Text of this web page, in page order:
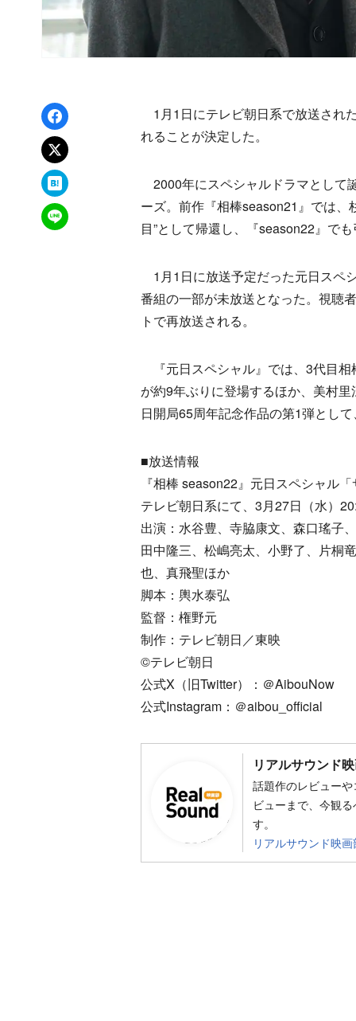
Facebookでシェア
xでポスト
はてなブックマーク
LINEで送る
1月1日にテレビ朝日系で放送され
れることが決定した。
2000年にスペシャルドラマとして
ーズ。前作『相棒season21』では、
目”として帰還し、『season22』で
1月1日に放送予定だった元日スペ
番組の一部が未放送となった。視聴
トで再放送される。
『元日スペシャル』では、3代目
が約9年ぶりに登場するほか、美村
日開局65周年記念作品の第1弾とし
■放送情報
『相棒 season22』元日スペシャル
テレビ朝日系にて、3月27日（水）
出演：水谷豊、寺脇康文、森口瑤
田中隆三、松嶋亮太、小野了、片桐
也、真飛聖ほか
脚本：輿水泰弘
監督：権野元
制作：テレビ朝日／東映
©︎テレビ朝日
公式X（旧Twitter）：＠AibouNow
公式Instagram：＠aibou_official
リアルサウンド
話題作のレビュー
ビューまで、今観
す。
リアルサウンド映